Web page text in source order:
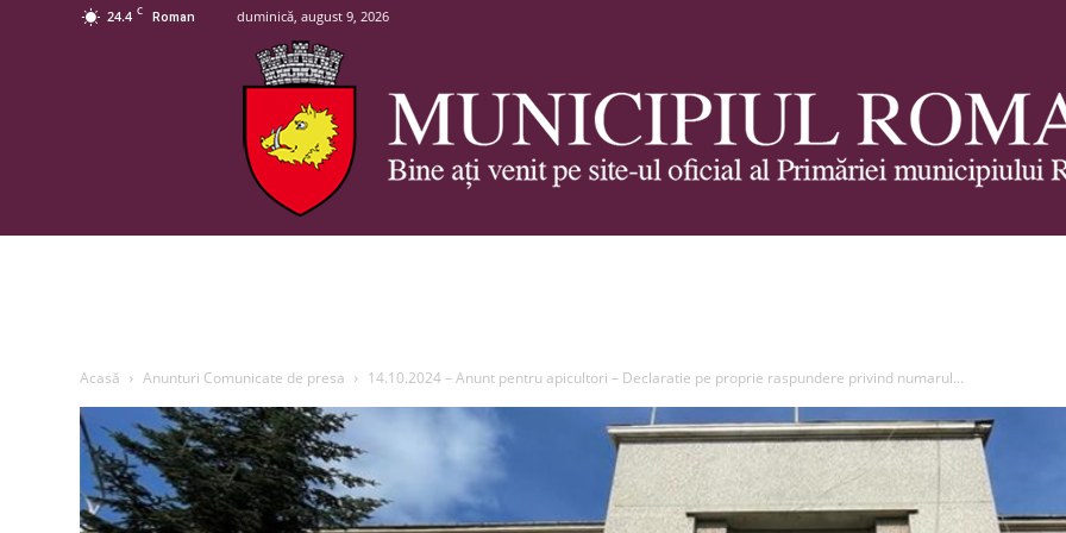
24.4 C Roman duminică, august 9, 2026
Roman
Acasă Anunturi Comunicate de presa 14.10.2024 – Anunt pentru apicultori – Declaratie pe proprie raspundere privind numarul...